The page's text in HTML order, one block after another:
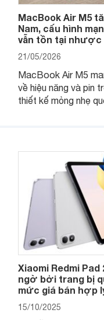
MacBook Air M5
Nam, cấu hình
vẫn tồn tại nhược
21/05/2026
MacBook Air M5
về hiệu năng và pin
thiết kế mỏng nhẹ
Xiaomi Redmi Pad
ngờ bởi trang bị
mức giá bán hợp
15/10/2025